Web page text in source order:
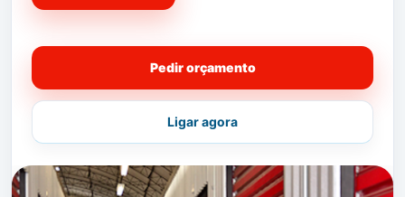
vida!
Peça já cotação da sua OKBOX!
Vantagem suplementar
para quem precisa de um
espaço pelo motivo de
Mudanças de HabitaçãoouMudanças de
Escritórioestá no sitio certo, a falar com as
pessoas certas!
Pedir orçamento
Ligar agora